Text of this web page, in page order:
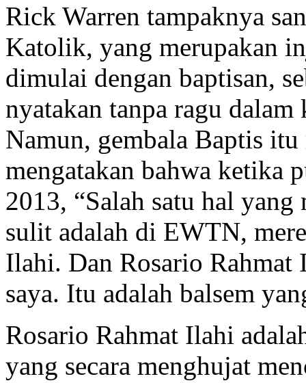
Rick Warren tampaknya
Katolik, yang merupakan
dimulai dengan baptisan,
nyatakan tanpa ragu
Namun, gembala Baptis
mengatakan bahwa ketika
2013, “Salah satu hal yang
sulit adalah di EWTN,
Ilahi. Dan Rosario
saya. Itu adalah balsem
Rosario Rahmat Ilahi
yang secara menghujat